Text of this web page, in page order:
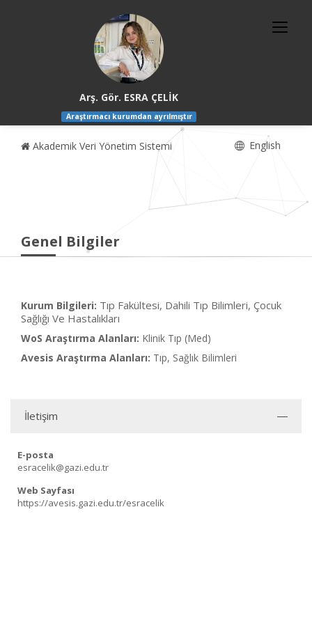
Arş. Gör. ESRA ÇELİK
Araştırmacı kurumdan ayrılmıştır
Akademik Veri Yönetim Sistemi English
Genel Bilgiler
Kurum Bilgileri: Tıp Fakültesi, Dahili Tıp Bilimleri, Çocuk
Sağlığı Ve Hastalıkları
WoS Araştırma Alanları: Klinik Tıp (Med)
Avesis Araştırma Alanları: Tıp, Sağlık Bilimleri
İletişim
E-posta
esracelik@gazi.edu.tr
Web Sayfası
https://avesis.gazi.edu.tr/esracelik